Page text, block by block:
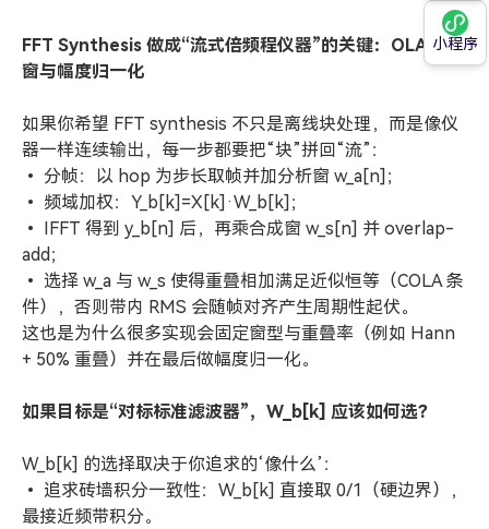
FFT Synthesis 做成“流式倍频程仪器”的关键：OLA、双
窗与幅度归一化
如果你希望 FFT synthesis 不只是离线块处理，而是像仪
器一样连续输出，每一步都要把“块”拼回“流”：
• 分帧：以 hop 为步长取帧并加分析窗 w_a[n]；
• 频域加权：Y_b[k]=X[k]·W_b[k]；
• IFFT 得到 y_b[n] 后，再乘合成窗 w_s[n] 并 overlap-
add；
• 选择 w_a 与 w_s 使得重叠相加满足近似恒等（COLA 条
件），否则带内 RMS 会随帧对齐产生周期性起伏。
这也是为什么很多实现会固定窗型与重叠率（例如 Hann
+ 50% 重叠）并在最后做幅度归一化。
如果目标是“对标标准滤波器”，W_b[k] 应该如何选？
W_b[k] 的选择取决于你追求的‘像什么’：
• 追求砖墙积分一致性：W_b[k] 直接取 0/1（硬边界），
最接近频带积分。
小程序